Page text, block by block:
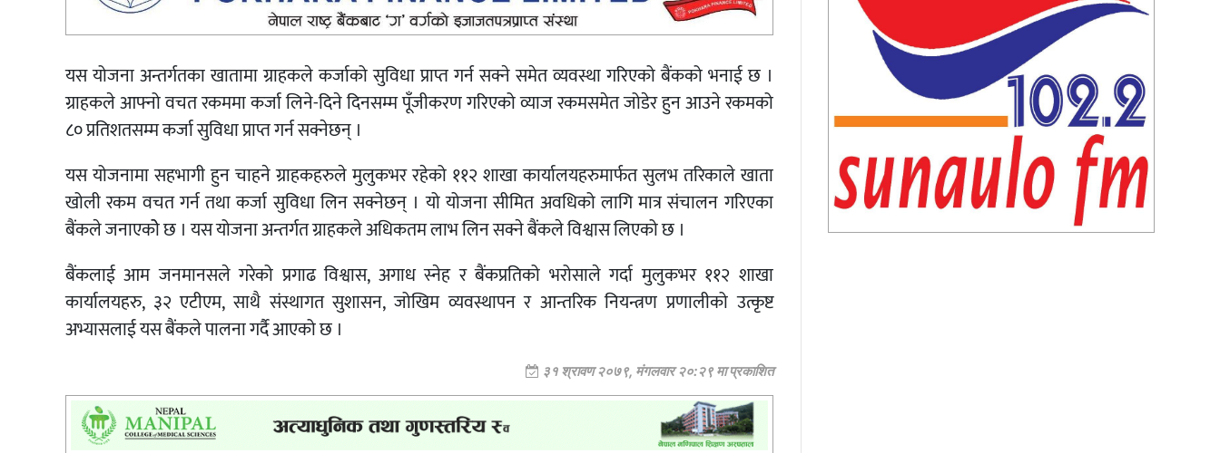
यस योजना अन्तर्गतका खातामा ग्राहकले कर्जाको सुविधा प्राप्त गर्न सक्ने समेत व्यवस्था गरिएको बैंकको भनाई छ ।
ग्राहकले आफ्नो वचत रकममा कर्जा लिने-दिने दिनसम्म पूँजीकरण गरिएको व्याज रकमसमेत जोडेर हुन आउने रकमको
८० प्रतिशतसम्म कर्जा सुविधा प्राप्त गर्न सक्नेछन् ।
यस योजनामा सहभागी हुन चाहने ग्राहकहरुले मुलुकभर रहेको ११२ शाखा कार्यालयहरुमार्फत सुलभ तरिकाले खाता
खोली रकम वचत गर्न तथा कर्जा सुविधा लिन सक्नेछन् । यो योजना सीमित अवधिको लागि मात्र संचालन गरिएका
बैंकले जनाएकोे छ । यस योजना अन्तर्गत ग्राहकले अधिकतम लाभ लिन सक्ने बैंकले विश्वास लिएको छ ।
बैंकलाई आम जनमानसले गरेको प्रगाढ विश्वास, अगाध स्नेह र बैंकप्रतिको भरोसाले गर्दा मुलुकभर ११२ शाखा
कार्यालयहरु, ३२ एटीएम, साथै संस्थागत सुशासन, जोखिम व्यवस्थापन र आन्तरिक नियन्त्रण प्रणालीको उत्कृष्ट
अभ्यासलाई यस बैंकले पालना गर्दै आएको छ ।
३१ श्रावण २०७९, मंगलवार २०:२९ मा प्रकाशित